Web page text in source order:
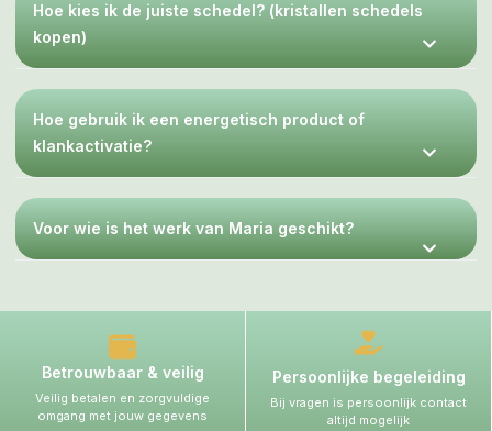
Hoe kies ik de juiste schedel? (kristallen schedels
kopen)
Hoe gebruik ik een energetisch product of
klankactivatie?
Voor wie is het werk van Maria geschikt?
Betrouwbaar & veilig
Veilig betalen en zorgvuldige
omgang met jouw gegevens
Persoonlijke begeleiding
Bij vragen is persoonlijk contact
altijd mogelijk